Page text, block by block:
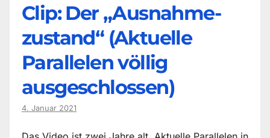
Clip: Der „Ausnahme-
zustand“ (Aktuelle
Parallelen völlig
ausgeschlossen)
4. Januar 2021